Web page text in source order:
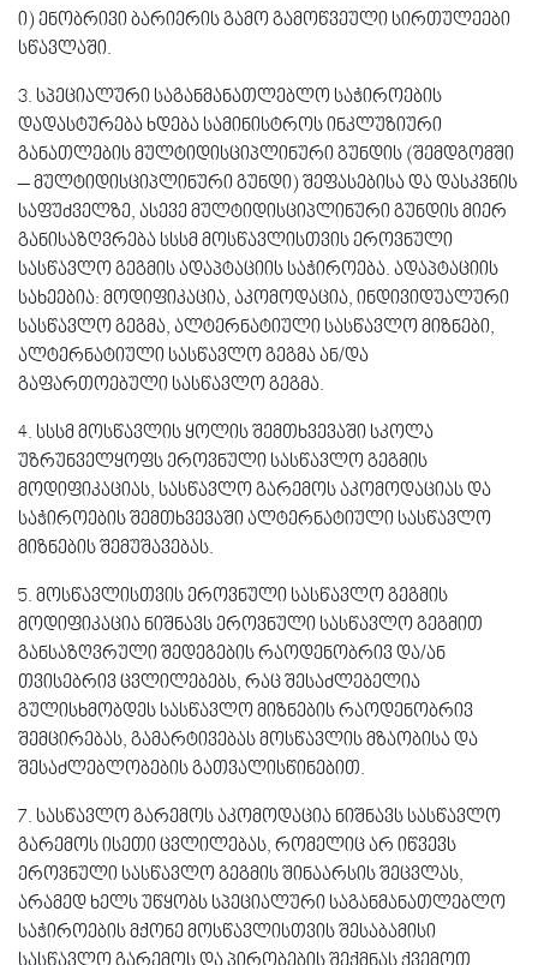
ი) ენობრივი ბარიერის გამო გამოწვეული სირთულეები
სწავლაში.
3. სპეციალური საგანმანათლებლო საჭიროების
დადასტურება ხდება სამინისტროს ინკლუზიური
განათლების მულტიდისციპლინური გუნდის (შემდგომში
– მულტიდისციპლინური გუნდი) შეფასებისა და დასკვნის
საფუძველზე, ასევე მულტიდისციპლინური გუნდის მიერ
განისაზღვრება სსსმ მოსწავლისთვის ეროვნული
სასწავლო გეგმის ადაპტაციის საჭიროება. ადაპტაციის
სახეებია: მოდიფიკაცია, აკომოდაცია, ინდივიდუალური
სასწავლო გეგმა, ალტერნატიული სასწავლო მიზნები,
ალტერნატიული სასწავლო გეგმა ან/და
გაფართოებული სასწავლო გეგმა.
4. სსსმ მოსწავლის ყოლის შემთხვევაში სკოლა
უზრუნველყოფს ეროვნული სასწავლო გეგმის
მოდიფიკაციას, სასწავლო გარემოს აკომოდაციას და
საჭიროების შემთხვევაში ალტერნატიული სასწავლო
მიზნების შემუშავებას.
5. მოსწავლისთვის ეროვნული სასწავლო გეგმის
მოდიფიკაცია ნიშნავს ეროვნული სასწავლო გეგმით
განსაზღვრული შედეგების რაოდენობრივ და/ან
თვისებრივ ცვლილებებს, რაც შესაძლებელია
გულისხმობდეს სასწავლო მიზნების რაოდენობრივ
შემცირებას, გამარტივებას მოსწავლის მზაობისა და
შესაძლებლობების გათვალისწინებით.
7. სასწავლო გარემოს აკომოდაცია ნიშნავს სასწავლო
გარემოს ისეთი ცვლილებას, რომელიც არ იწვევს
ეროვნული სასწავლო გეგმის შინაარსის შეცვლას,
არამედ ხელს უწყობს სპეციალური საგანმანათლებლო
საჭიროების მქონე მოსწავლისთვის შესაბამისი